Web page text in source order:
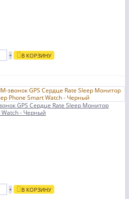
+ В КОРЗИНУ
GPS Сердце Rate Sleep Монитор
- Черный
+ В КОРЗИНУ